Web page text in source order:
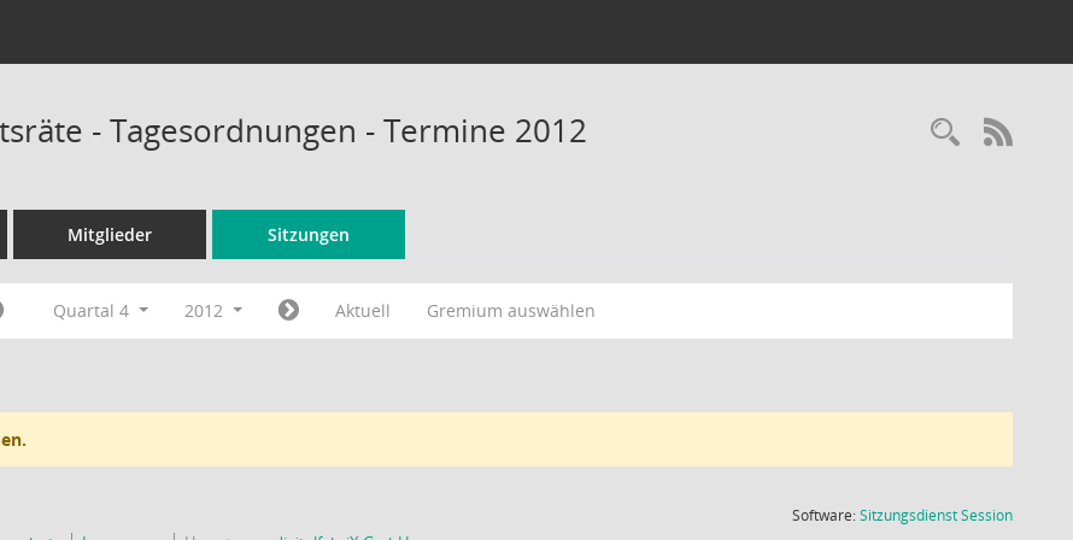
- Tagesordnungen - Termine 2012
Mitglieder Sitzungen
Quartal 4 2012 Aktuell Gremium auswählen
Software:SitzungsdienstSession(Wird in